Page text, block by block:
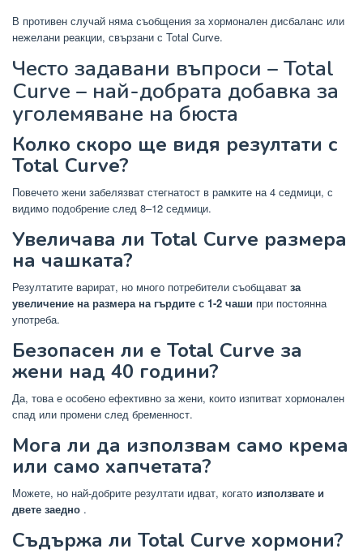
В противен случай няма съобщения за хормонален дисбаланс или
нежелани реакции, свързани с Total Curve.
Често задавани въпроси – Total
Curve – най-добрата добавка за
уголемяване на бюста
Колко скоро ще видя резултати с
Total Curve?
Повечето жени забелязват стегнатост в рамките на 4 седмици, с
видимо подобрение след 8–12 седмици.
Увеличава ли Total Curve размера
на чашката?
Резултатите варират, но много потребители съобщават за
увеличение на размера на гърдите с 1-2 чаши при постоянна
употреба.
Безопасен ли е Total Curve за
жени над 40 години?
Да, това е особено ефективно за жени, които изпитват хормонален
спад или промени след бременност.
Мога ли да използвам само крема
или само хапчетата?
Можете, но най-добрите резултати идват, когато използвате и
двете заедно .
Съдържа ли Total Curve хормони?